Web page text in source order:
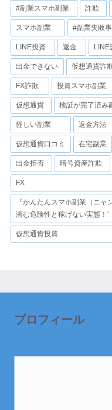
#副業スマホ副業 詐欺
スマホ副業 #副業失敗
LINE投資 返金 LINE
出金できない 仮想通貨詐
FX詐欺 投資スマホ副業
仮想通貨 検証が完了済み
怪しい副業 返金方法
仮想通貨口コミ 在宅副業
出金拒否 暗号資産詐欺
FX
『かんたんスマホ副業（ニ
潜む危険性と稼げない実態！'
仮想通貨投資
プロフィール